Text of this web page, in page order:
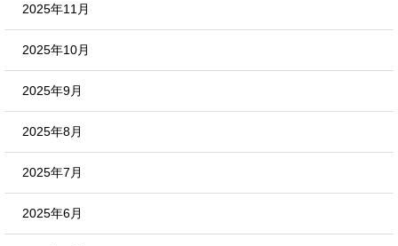
2025年11月
2025年10月
2025年9月
2025年8月
2025年7月
2025年6月